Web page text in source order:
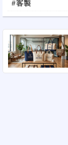
台！
#客製